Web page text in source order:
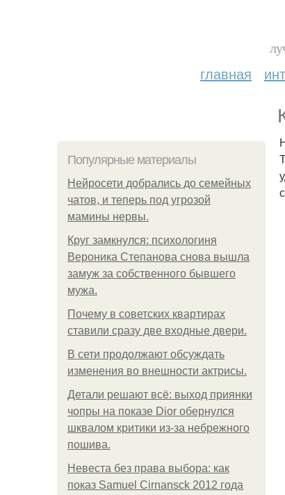
главная
Популярные материалы
Нейросети добрались до семейных
чатов, и теперь под угрозой
мамины нервы.
Круг замкнулся: психологиня
Вероника Степанова снова вышла
замуж за собственного бывшего
мужа.
Почему в советских квартирах
ставили сразу две входные двери.
В сети продолжают обсуждать
изменения во внешности актрисы.
Детали решают всё: выход приянки
чопры на показе Dior обернулся
шквалом критики из-за небрежного
пошива.
Невеста без права выбора: как
показ Samuel Cirnansck 2012 года